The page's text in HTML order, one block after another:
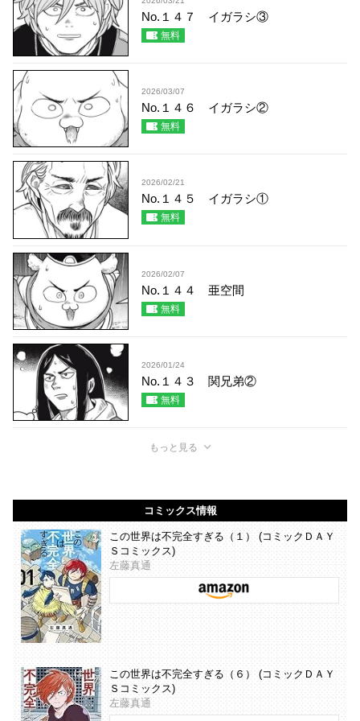
No.１４７ イガラシ③
無料
2026/03/07
No.１４６ イガラシ②
無料
2026/02/21
No.１４５ イガラシ①
無料
2026/02/07
No.１４４ 亜空間
無料
2026/01/24
No.１４３ 関兄弟②
無料
もっと見る
コミックス情報
この世界は不完全すぎる（１） (コミックＤＡＹ
Ｓコミックス)
左藤真通
この世界は不完全すぎる（６） (コミックＤＡＹ
Ｓコミックス)
左藤真通